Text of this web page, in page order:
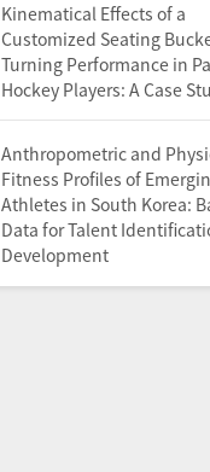
Kinematical Effects of a
Customized Seating
Turning Performance in
Hockey Players: A Case
Anthropometric and
Fitness Profiles of
Athletes in South Korea:
Data for Talent
Development